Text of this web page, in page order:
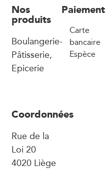
Nos
produits
Boulangerie-
Pâtisserie,
Epicerie
Paiement
Carte
bancaire
Espèce
Coordonnées
Rue de la
Loi 20
4020 Liège